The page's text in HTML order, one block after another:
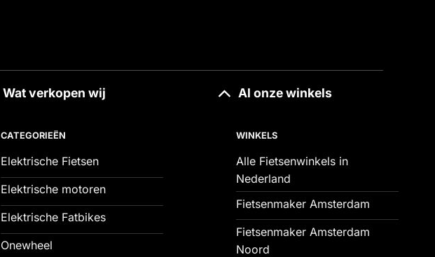
Wat verkopen wij
CATEGORIEËN
Elektrische Fietsen
Elektrische motoren
Elektrische Fatbikes
Onewheel
Al onze winkels
WINKELS
Alle Fietsenwinkels in
Nederland
Fietsenmaker Amsterdam
Fietsenmaker Amsterdam
Noord